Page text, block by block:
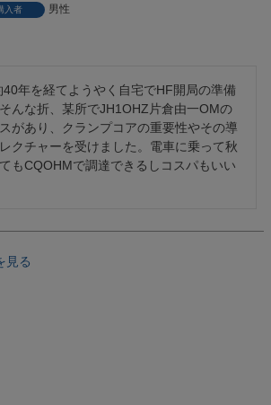
入者
男性
年を経てようやく自宅でHF開局の準備
んな折、某所でJH1OHZ片倉由一OMの
があり、クランプコアの重要性やその導
クチャーを受けました。電車に乗って秋
もCQOHMで調達できるしコスパもいい
見る